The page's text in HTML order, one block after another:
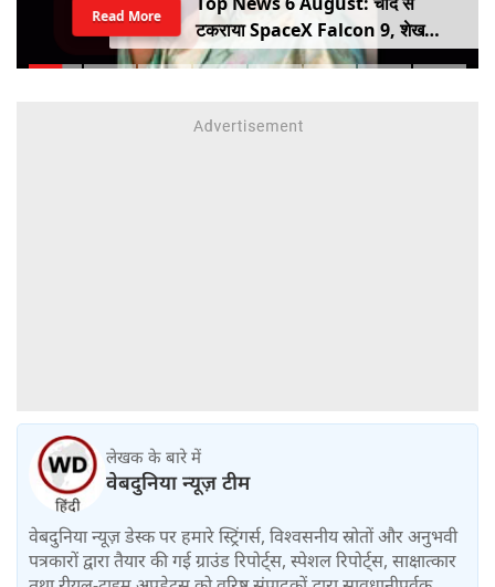
टकराया SpaceX Falcon 9, शेख
हसीना की घर वापसी का ऐलान, MP में बस
Read More
लेखक के बारे में
वेबदुनिया न्यूज़ टीम
वेबदुनिया न्यूज़ डेस्क पर हमारे स्ट्रिंगर्स, विश्वसनीय स्रोतों और अनुभवी
पत्रकारों द्वारा तैयार की गई ग्राउंड रिपोर्ट्स, स्पेशल रिपोर्ट्स, साक्षात्कार